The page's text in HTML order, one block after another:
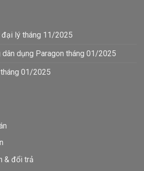
đại lý tháng 11/2025
dân dụng Paragon tháng 01/2025
01/2025
& đổi trả